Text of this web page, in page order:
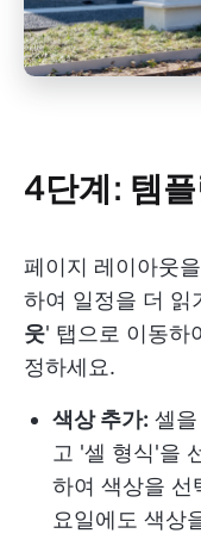
4단계: 템
페이지 레이아웃
하여 일정을 더 읽
웃' 탭으로 이동하
정하세요.
색상 추가: 셀
고 '셀 형식'을
하여 색상을 선
요일에도 색상